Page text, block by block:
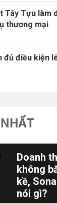
Tây Tựu làm
thương mại
đủ điều kiện
Doanh
không
kề,
nói gì?